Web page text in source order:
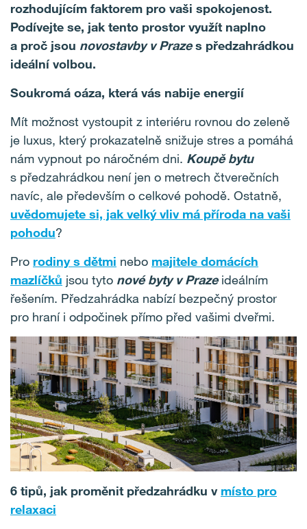
rozhodujícím faktorem pro vaši spokojenost.
Podívejte se, jak tento prostor využít naplno
a proč jsou novostavby v Prazes předzahrádkou
ideální volbou.
Soukromá oáza, která vás nabije energií
Mít možnost vystoupit z interiéru rovnou do zeleně
je luxus, který prokazatelně snižuje stres a pomáhá
nám vypnout po náročném dni. Koupě bytu
s předzahrádkou není jen o metrech čtverečních
navíc, ale především o celkové pohodě. Ostatně,
uvědomujete si, jak velký vliv má příroda na vaši
pohodu?
Pro rodiny s dětmi nebo majitele domácích
mazlíčků jsou tyto nové byty v Prazeideálním
řešením. Předzahrádka nabízí bezpečný prostor
pro hraní i odpočinek přímo před vašimi dveřmi.
6 tipů, jak proměnit předzahrádku v místo pro
relaxaci